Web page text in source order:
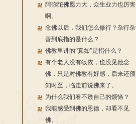
阿弥陀佛愿力大，众生业力也厉害
啊。
念佛以后，我们怎么修行？杂行杂
善到底指的是什么？
佛教里讲的“真如”是指什么？
有个老人没有皈依，也没见他念
佛，只是对佛教有好感，后来还预
知时至，临走前说佛来了。
为什么我们看不透自己的烦恼？
我能感受到佛的恩德，却看不见
佛。